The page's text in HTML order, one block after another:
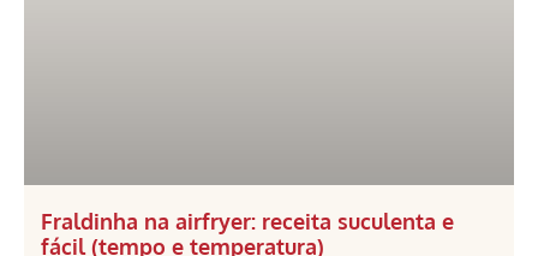
Fraldinha na airfryer: receita suculenta e
fácil (tempo e temperatura)